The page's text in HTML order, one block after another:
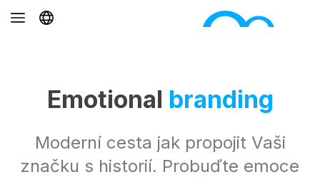
Emotional branding
Moderní cesta jak propojit Vaši
značku s historií. Probuďte emoce